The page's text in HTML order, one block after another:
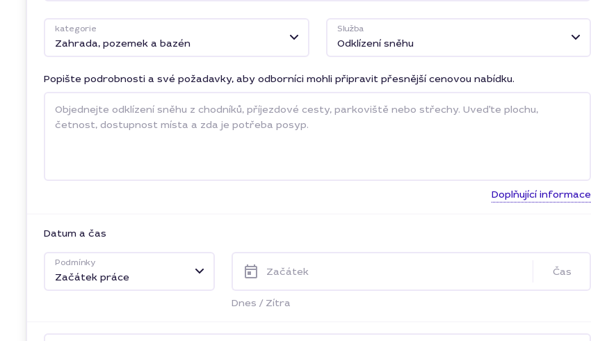
kategorie
Zahrada, pozemek a bazén
Služba
Odklízení sněhu
Popište podrobnosti a své požadavky, aby odborníci mohli připravit přesnější cenovou nabídku.
Doplňující informace
Datum a čas
Podmínky
Začátek práce Začátek Čas
Dnes / Zítra